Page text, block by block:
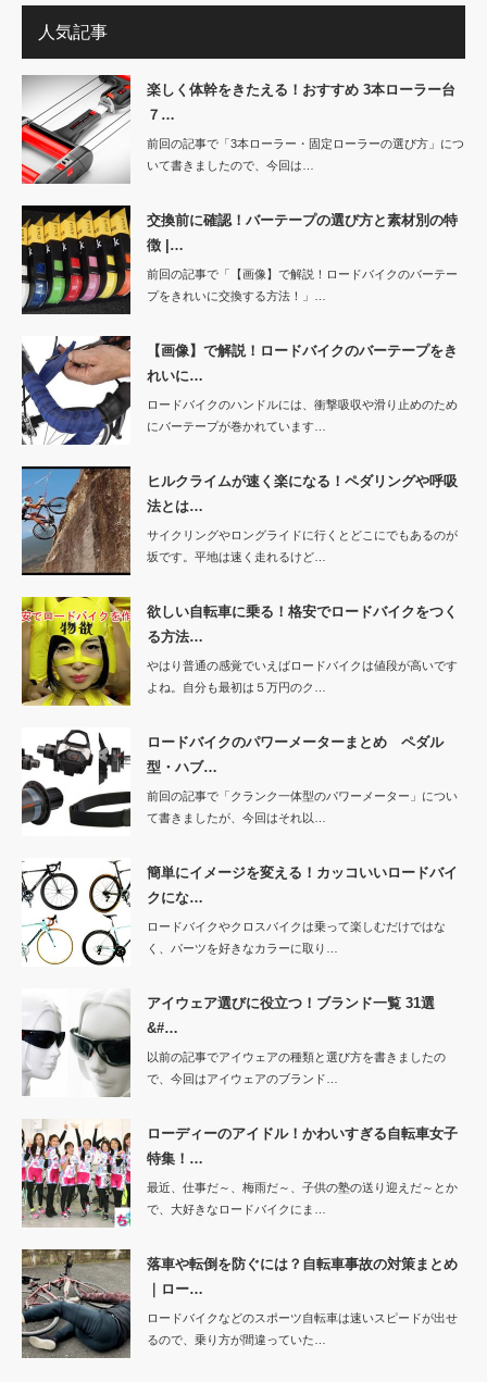
人気記事
楽しく体幹をきたえる！おすすめ 3本ローラー台
７…
前回の記事で「3本ローラー・固定ローラーの選び方」につ
いて書きましたので、今回は…
交換前に確認！バーテープの選び方と素材別の特
徴 |…
前回の記事で「【画像】で解説！ロードバイクのバーテー
プをきれいに交換する方法！」…
【画像】で解説！ロードバイクのバーテープをき
れいに…
ロードバイクのハンドルには、衝撃吸収や滑り止めのため
にバーテープが巻かれています…
ヒルクライムが速く楽になる！ペダリングや呼吸
法とは…
サイクリングやロングライドに行くとどこにでもあるのが
坂です。平地は速く走れるけど…
欲しい自転車に乗る！格安でロードバイクをつく
る方法…
やはり普通の感覚でいえばロードバイクは値段が高いです
よね。自分も最初は５万円のク…
ロードバイクのパワーメーターまとめ ペダル
型・ハブ…
前回の記事で「クランク一体型のパワーメーター」につい
て書きましたが、今回はそれ以…
簡単にイメージを変える！カッコいいロードバイ
クにな…
ロードバイクやクロスバイクは乗って楽しむだけではな
く、パーツを好きなカラーに取り…
アイウェア選びに役立つ！ブランド一覧 31選
&#…
以前の記事でアイウェアの種類と選び方を書きましたの
で、今回はアイウェアのブランド…
ローディーのアイドル！かわいすぎる自転車女子
特集！…
最近、仕事だ～、梅雨だ～、子供の塾の送り迎えだ～とか
で、大好きなロードバイクにま…
落車や転倒を防ぐには？自転車事故の対策まとめ
｜ロー…
ロードバイクなどのスポーツ自転車は速いスピードが出せ
るので、乗り方が間違っていた…